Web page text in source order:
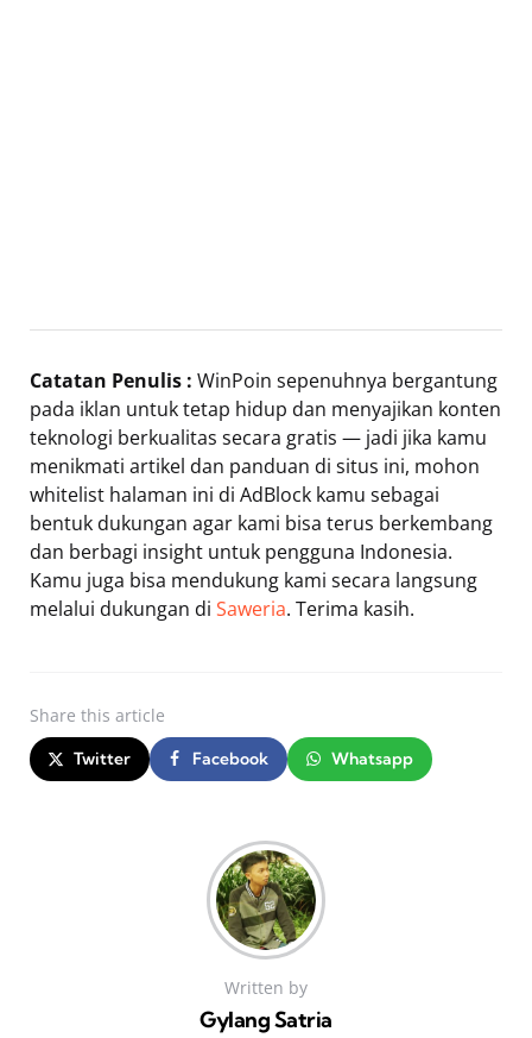
Catatan Penulis : WinPoin sepenuhnya bergantung
pada iklan untuk tetap hidup dan menyajikan konten
teknologi berkualitas secara gratis — jadi jika kamu
menikmati artikel dan panduan di situs ini, mohon
whitelist halaman ini di AdBlock kamu sebagai
bentuk dukungan agar kami bisa terus berkembang
dan berbagi insight untuk pengguna Indonesia.
Kamu juga bisa mendukung kami secara langsung
melalui dukungan di Saweria. Terima kasih.
Share this article
Twitter Facebook Whatsapp
Written by
Gylang Satria